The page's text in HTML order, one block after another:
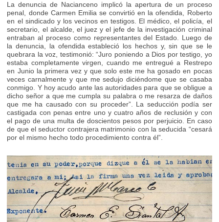
La denuncia de Nacianceno implicó la apertura de un proceso
penal, donde Carmen Emilia se convirtió en la ofendida, Roberto
en el sindicado y los vecinos en testigos. El médico, el policía, el
secretario, el alcalde, el juez y el jefe de la investigación criminal
entraban al proceso como representantes del Estado. Luego de
la denuncia, la ofendida estableció los hechos y, sin que se le
quebrara la voz, testimonió: “Juro poniendo a Dios por testigo, yo
estaba completamente virgen, cuando me entregué a Restrepo
en Junio la primera vez y que solo este me ha gosado en pocas
veces carnalmente y que me sedujo diciéndome que se casaba
conmigo. Y hoy acudo ante las autoridades para que se obligue a
dicho señor a que me cumpla su palabra o me resarza de daños
que me ha causado con su proceder”. La seducción podía ser
castigada con penas entre uno y cuatro años de reclusión y con
el pago de una multa de doscientos pesos por perjuicio. En caso
de que el seductor contrajera matrimonio con la seducida “cesará
por el mismo hecho todo procedimiento contra él”.